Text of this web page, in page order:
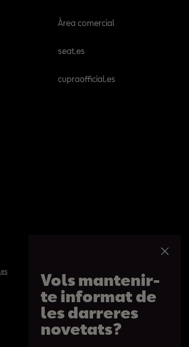
Vols mantenir-
te informat de
les darreres
novetats?
Àrea comercial
seat.es
cupraofficial.es
Política de cookies